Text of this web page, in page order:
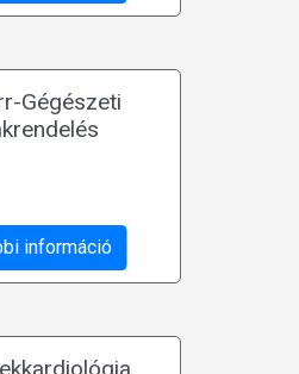
Gégészeti
információ